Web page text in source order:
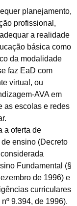
planejamento,
profissional,
a realidade
básica como
da modalidade
faz EaD com
virtual, ou
AVA em
as escolas e redes
a oferta de
ensino (Decreto
Fundamental (§
de 1996) e
curriculares
9.394, de 1996).